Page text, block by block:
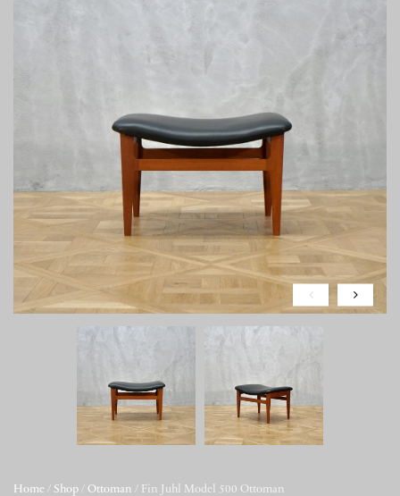
Home / Shop / Ottoman / Fin Juhl Model 500 Ottoman